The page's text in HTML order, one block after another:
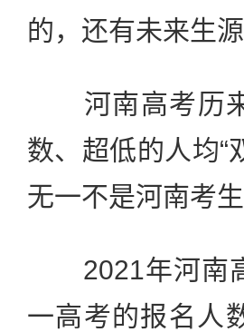
的，还有未来生
河南高考历来
数、超低的人均“
无一不是河南考生
2021年河南高
一高考的报名人